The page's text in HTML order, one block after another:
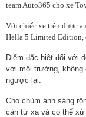
team Auto365 cho xe
Với chiếc xe trên được
Hella 5 Limited Edition,
Điểm đặc biệt đối với
với môi trường, không
ngược lại.
Cho chùm ánh sáng
cản từ xa và có thể